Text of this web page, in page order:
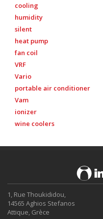
cooling
humidity
silent
heat pump
fan coil
VRF
Vario
portable air conditioner
Vam
ionizer
wine coolers
1, Rue Thoukididou,
14565 Aghios Stefanos
Attique, Grèce